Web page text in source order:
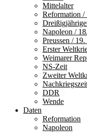
Mittelalter
Reformation /
Napoleon /
Preussen / 19.
Erster
Weimarer
NS-Zeit
Zweiter
DDR
Wende
Daten
Reformation
Napoleon